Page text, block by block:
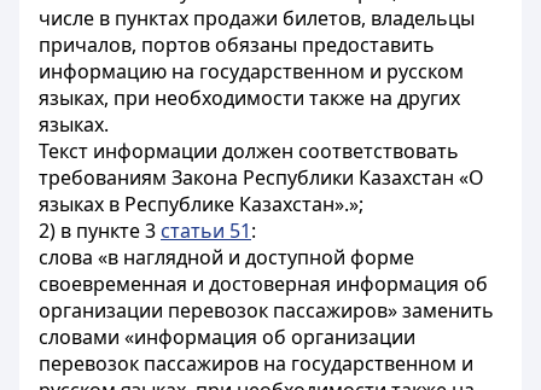
числе в пунктах продажи билетов, владельцы
причалов, портов обязаны предоставить
информацию на государственном и русском
языках, при необходимости также на других
языках.
Текст информации должен соответствовать
требованиям Закона Республики Казахстан «О
языках в Республике Казахстан».»;
2) в пункте 3 статьи 51:
слова «в наглядной и доступной форме
своевременная и достоверная информация об
организации перевозок пассажиров» заменить
словами «информация об организации
перевозок пассажиров на государственном и